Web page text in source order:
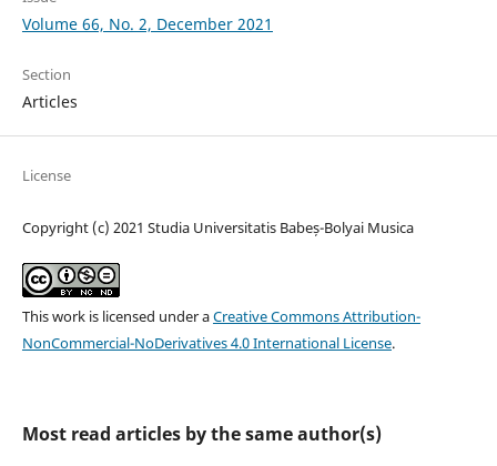
Volume 66, No. 2, December 2021
Section
Articles
License
Copyright (c) 2021 Studia Universitatis Babeș-Bolyai Musica
This work is licensed under aCreative Commons Attribution-
NonCommercial-NoDerivatives 4.0 International License.
Most read articles by the same author(s)